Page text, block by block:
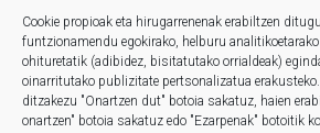
Cookie propioak eta hirugarrenenak erabiltzen
funtzionamendu egokirako, helburu
ohituretatik (adibidez, bisitatutako orrialdeak)
oinarritutako publizitate pertsonalizatua erakusteko.
ditzakezu "Onartzen dut" botoia sakatuz, haien
onartzen" botoia sakatuz edo "Ezarpenak" botoitik
Prentsa
Kontaktua
Berriak